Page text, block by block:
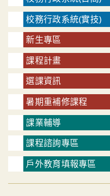
校務行政系統(實技)
新生專區
課程計畫
選課資訊
暑期重補修課程
課業輔導
課程諮詢專區
戶外教育填報專區